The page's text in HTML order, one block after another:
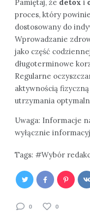
Pamiętaj, że detox i
proces, który
dostosowany do
Wprowadzanie
jako część
długoterminowe
Regularne
aktywnością
utrzymania
Uwaga: Informacje
wyłącznie
Tags: Wybór
0 0